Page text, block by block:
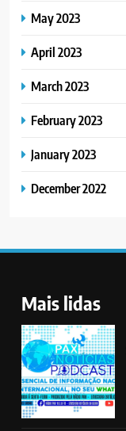
May 2023
April 2023
March 2023
February 2023
January 2023
December 2022
Mais lidas